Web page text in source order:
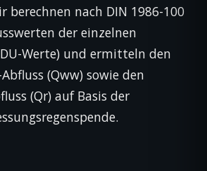
berechnen nach DIN 1986-100
der einzelnen
Werte) und ermitteln den
(Qww) sowie den
(Qr) auf Basis der